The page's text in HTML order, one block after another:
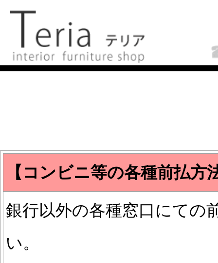
【コンビニ等の各種前払方
銀行以外の各種窓口にての
い。